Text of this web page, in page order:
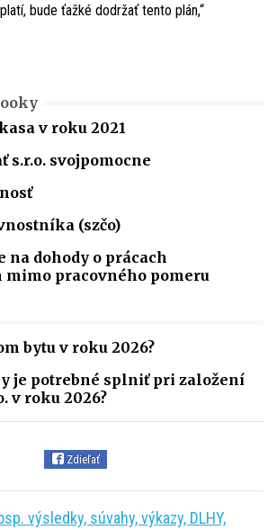
bude ťažké dodržať tento plán,“
v roku 2021
s.r.o. svojpomocne
(szčo)
na dohody o prácach
pracovného pomeru
bytu v roku 2026?
je potrebné splniť pri založení
v roku 2026?
Zdieľať
výsledky, súvahy, výkazy, DLHY,